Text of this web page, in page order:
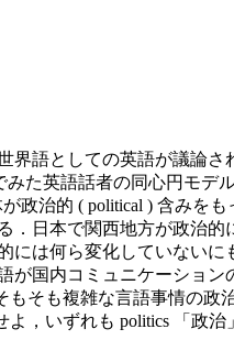
語としての英語が議論さ
みた英語話者の同心円モデ
政治的 ( political ) 含みをも
日本で関西地方が政治
は何ら変化していないに
国内コミュニケーショ
そも複雑な言語事情の政
，いずれも politics 「政